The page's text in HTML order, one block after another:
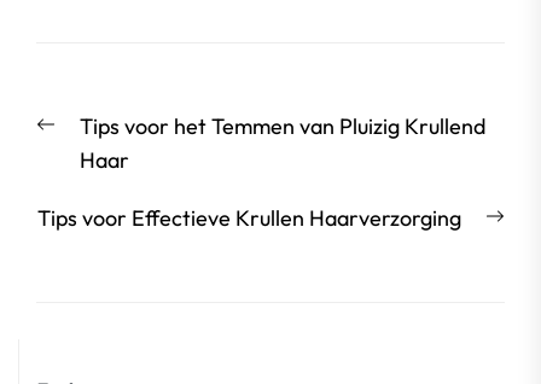
Vorige
bericht:
Tips voor het Temmen van Pluizig Krullend
Haar
Tips voor Effectieve Krullen Haarverzorging